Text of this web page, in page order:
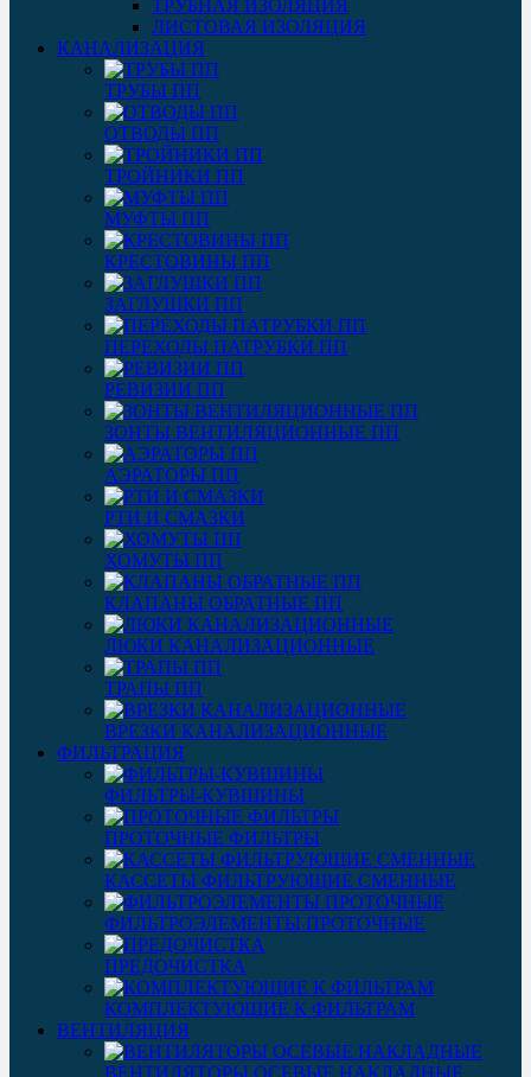
ТРУБНАЯ ИЗОЛЯЦИЯ
ЛИСТОВАЯ ИЗОЛЯЦИЯ
КАНАЛИЗАЦИЯ
ТРУБЫ ПП
ОТВОДЫ ПП
ТРОЙНИКИ ПП
МУФТЫ ПП
КРЕСТОВИНЫ ПП
ЗАГЛУШКИ ПП
ПЕРЕХОДЫ ПАТРУБКИ ПП
РЕВИЗИИ ПП
ЗОНТЫ ВЕНТИЛЯЦИОННЫЕ ПП
АЭРАТОРЫ ПП
РТИ И СМАЗКИ
ХОМУТЫ ПП
КЛАПАНЫ ОБРАТНЫЕ ПП
ЛЮКИ КАНАЛИЗАЦИОННЫЕ
ТРАПЫ ПП
ВРЕЗКИ КАНАЛИЗАЦИОННЫЕ
ФИЛЬТРАЦИЯ
ФИЛЬТРЫ-КУВШИНЫ
ПРОТОЧНЫЕ ФИЛЬТРЫ
КАССЕТЫ ФИЛЬТРУЮЩИЕ СМЕННЫЕ
ФИЛЬТРОЭЛЕМЕНТЫ ПРОТОЧНЫЕ
ПРЕДОЧИСТКА
КОМПЛЕКТУЮЩИЕ К ФИЛЬТРАМ
ВЕНТИЛЯЦИЯ
ВЕНТИЛЯТОРЫ ОСЕВЫЕ НАКЛАДНЫЕ